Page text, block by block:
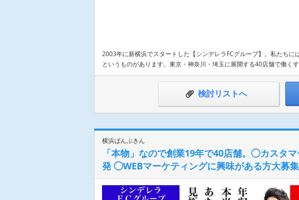
2003年に新横浜でスタートした【シンデレラFCグループ】。私たち
というものがあります。東京・神奈川・埼玉に展開する40店舗で働く
検討リストへ
横浜ぱんぷきん
「本物」なので創業19年で40店舗。◯カスタ
発 ◯WEBマーケティングに興味がある方大募